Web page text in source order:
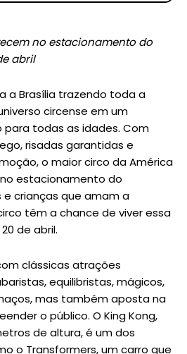
no estacionamento do
abril
a Brasília trazendo toda a
circense em um
todas as idades. Com
risadas garantidas e
o maior circo da América
estacionamento do
e crianças que amam a
têm a chance de viver essa
de abril.
clássicas atrações
equilibristas, mágicos,
mas também aposta na
o público. O King Kong,
de altura, é um dos
o Transformers, um carro que